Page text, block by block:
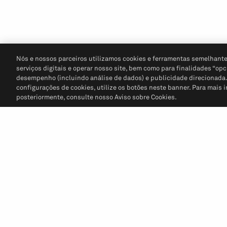
Nós e nossos parceiros utilizamos cookies e ferramentas
serviços digitais e operar nosso site, bem como para finalidades
desempenho (incluindo análise de dados) e publicidade
configurações de cookies, utilize os botões neste banner. Para mais
posteriormente, consulte nosso Aviso sobre Cookies.